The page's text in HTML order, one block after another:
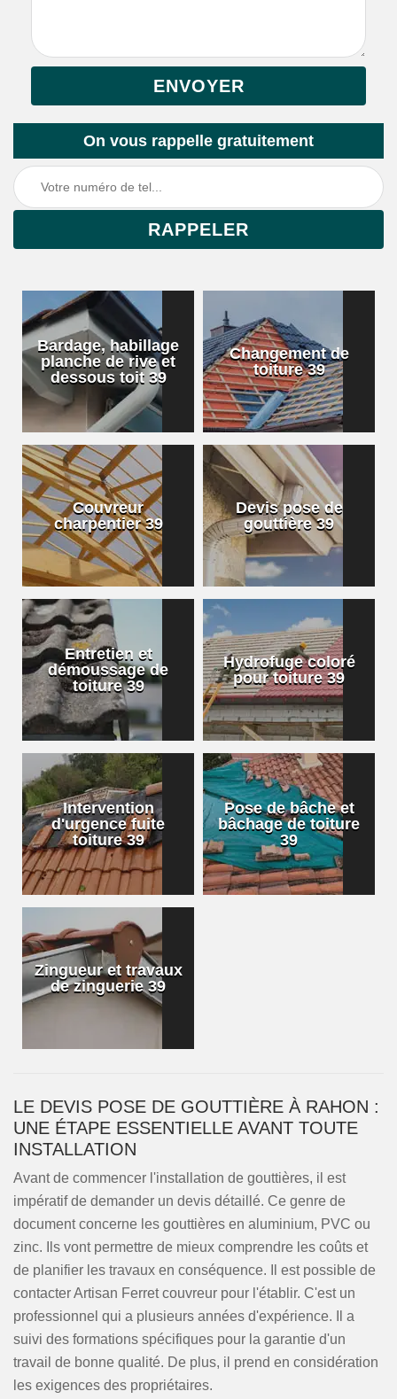
On vous rappelle gratuitement
Bardage, habillage
planche de rive et
dessous toit 39
Changement de
toiture 39
Couvreur
charpentier 39
Devis pose de
gouttière 39
Entretien et
démoussage de
toiture 39
Hydrofuge coloré
pour toiture 39
Intervention
d'urgence fuite
toiture 39
Pose de bâche et
bâchage de toiture
39
Zingueur et travaux
de zinguerie 39
LE DEVIS POSE DE GOUTTIÈRE À RAHON :
UNE ÉTAPE ESSENTIELLE AVANT TOUTE
INSTALLATION
Avant de commencer l'installation de gouttières, il est
impératif de demander un devis détaillé. Ce genre de
document concerne les gouttières en aluminium, PVC ou
zinc. Ils vont permettre de mieux comprendre les coûts et
de planifier les travaux en conséquence. Il est possible de
contacter Artisan Ferret couvreur pour l'établir. C'est un
professionnel qui a plusieurs années d'expérience. Il a
suivi des formations spécifiques pour la garantie d'un
travail de bonne qualité. De plus, il prend en considération
les exigences des propriétaires.